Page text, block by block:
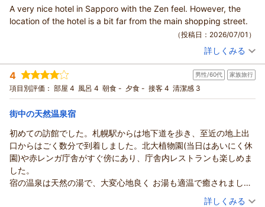
ONSEN RYOKAN 由縁 札幌 宿泊マネージャー
（返信日：2026/07/13）
り、大変好印象でした。
いくつか気になる点はありましたが、またぜひ宿泊したいと思え
る素敵なお宿でした。ありがとうございました。
ONSEN RYOKAN 由縁 札幌からの返信
えいやん様
この度はONSEN RYOKAN 由縁 札幌にご宿泊いただき、誠にあ
また、当館でのご滞在にご満足いただけたご様子を拝読し、大
変嬉しく存じます。さらに、従業員の接遇につきましても温か
いお言葉を頂戴し、重ねて御礼申し上げます。
一方で、客室内の清掃不備や引戸の不具合、また客室内の動線
によりご不便とご不快の念をおかけしましたこと、心よりお詫
けがなく、事前のご案内が不足しておりましたこと、重ねてお
詫び申し上げます。
いただいたご指摘は関係部署へ共有し、清掃時の確認体制およ
び客室設備の点検方法を改めて見直し、皆様に安心してお寛ぎ
いただける空間づくりに努めてまいります。
改めまして、この度は貴重なご意見をお寄せいただき誠にあり
A very nice hotel in Sapporo with the Zen feel. However, the
location of the hotel is a bit far from the main shopping street.
（投稿日：2026/07/01）
投稿者： WCYさん(男性/40代)
宿泊プラン： じゃらん限定【連泊割】＜2連泊以上の滞在でお得＞◎由縁札
幌で寛ぎのお時間を・・・素泊まり
トリプル 食事なし
宿泊価格帯： 8,001～9,000円(大人一人あたり/税込)
Dear, WCY
Thank you very much for staying with us at ONSEN RYOKAN
YUEN SAPPORO.
We are delighted to hear that you enjoyed the design and
atmosphere of our hotel. It is especially rewarding to know
that you appreciated the Japanese-inspired ambiance we
詳しくみる
4 男性/60代 家族旅行
項目別評価： 部屋 4 風呂 4 朝食 - 夕食 - 接客 4 清潔感 3
街中の天然温泉宿
初めての訪館でした。札幌駅からは地下道を歩き、至近の地上出
口からはごく数分で到着しました。北大植物園(当日はあいにく休
園)や赤レンガ庁舎がすぐ傍にあり、庁舎内レストランも楽しめま
した。
宿の温泉は天然の湯で、大変心地良く お湯も適温で癒されまし
（投稿日：2026/06/20）
詳しくみる